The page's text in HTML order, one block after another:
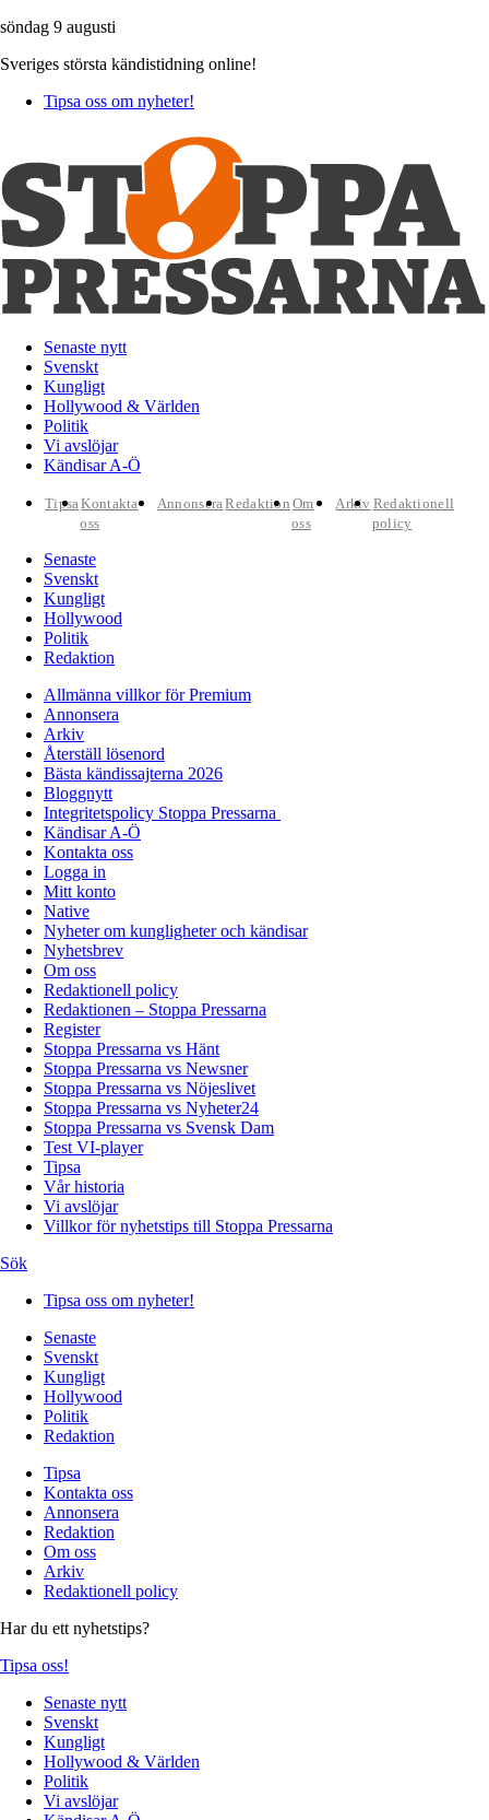
söndag 9 augusti
Sveriges största kändistidning online!
Tipsa oss om nyheter!
Senaste nytt
Svenskt
Kungligt
Hollywood & Världen
Politik
Vi avslöjar
Kändisar A-Ö
TipsaKontakta
oss
AnnonseraRedaktion Om
oss
Arkiv Redaktionell
policy
Senaste
Svenskt
Kungligt
Hollywood
Politik
Redaktion
Allmänna villkor för Premium
Annonsera
Arkiv
Återställ lösenord
Bästa kändissajterna 2026
Bloggnytt
Integritetspolicy Stoppa Pressarna
Kändisar A-Ö
Kontakta oss
Logga in
Mitt konto
Native
Nyheter om kungligheter och kändisar
Nyhetsbrev
Om oss
Redaktionell policy
Redaktionen – Stoppa Pressarna
Register
Stoppa Pressarna vs Hänt
Stoppa Pressarna vs Newsner
Stoppa Pressarna vs Nöjeslivet
Stoppa Pressarna vs Nyheter24
Stoppa Pressarna vs Svensk Dam
Test VI-player
Tipsa
Vår historia
Vi avslöjar
Villkor för nyhetstips till Stoppa Pressarna
Sök
Tipsa oss om nyheter!
Senaste
Svenskt
Kungligt
Hollywood
Politik
Redaktion
Tipsa
Kontakta oss
Annonsera
Redaktion
Om oss
Arkiv
Redaktionell policy
Har du ett nyhetstips?
Tipsa oss!
Senaste nytt
Svenskt
Kungligt
Hollywood & Världen
Politik
Vi avslöjar